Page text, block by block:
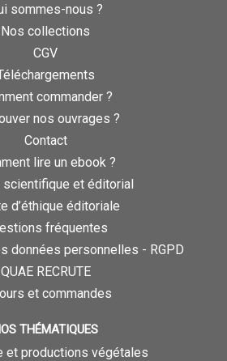
sommes-nous ?
Nos collections
CGV
commander ?
nos ouvrages ?
Contact
lire un ebook ?
scientifique et éditorial
d’éthique éditoriale
fréquentes
données personnelles - RGPD
QUAE RECRUTE
et commandes
THÉMATIQUES
et productions végétales